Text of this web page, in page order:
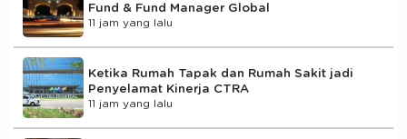
Fund & Fund Manager Global
11 jam yang lalu
Ketika Rumah Tapak dan Rumah Sakit jadi
Penyelamat Kinerja CTRA
11 jam yang lalu